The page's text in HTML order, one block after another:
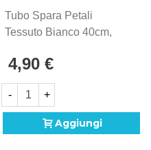
Tubo Spara Petali
Tessuto Bianco 40cm,
4,90 €
- +
Aggiungi